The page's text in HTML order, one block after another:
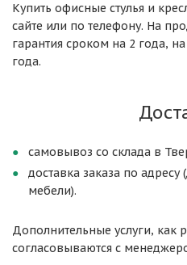
Купить офисные стулья и
сайте или по телефону. На
гарантия сроком на 2 года,
года.
самовывоз со склада в
доставка заказа по адресу
мебели).
Дополнительные услуги, как
согласовываются с